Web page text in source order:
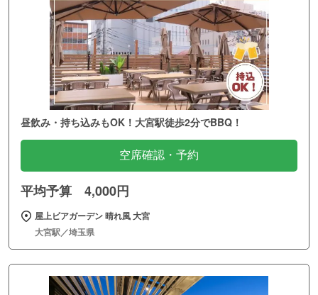
昼飲み・持ち込みもOK！大宮駅徒歩2分でBBQ！
空席確認・予約
平均予算 4,000円
屋上ビアガーデン 晴れ風 大宮
大宮駅／埼玉県